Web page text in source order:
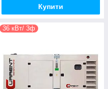
Купити
36 кВт/ 3ф